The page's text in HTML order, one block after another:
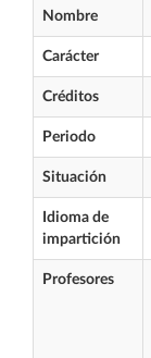
Nombre
Carácter
Créditos
Periodo
Situación
Idioma de
impartición
Profesores